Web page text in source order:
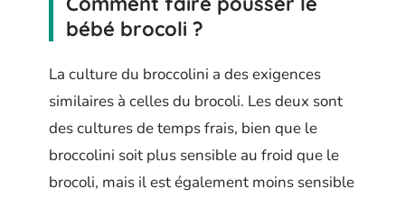
bébé brocoli ?
La culture du broccolini a des exigences
similaires à celles du brocoli. Les deux sont
des cultures de temps frais, bien que le
broccolini soit plus sensible au froid que le
brocoli, mais il est également moins sensible